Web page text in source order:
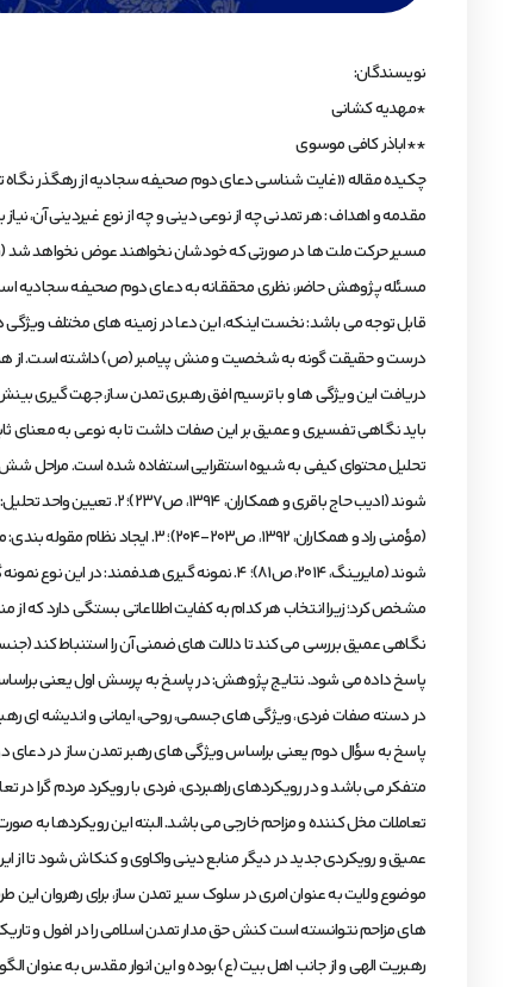
نویسندگان:
*مهدیه کشانی
**اباذر کافی موسوی
چکیده مقاله «غایت شناسی دعای دوم صحیفه سجادیه از رهگذر نگاه
مقدمه و اهداف : هر تمدنی چه از نوعی دینی و چه از نوع غیردینی آن،
مسیر حرکت ملت ها در صورتی که خودشان نخواهند عوض نخواهد شد (رعد، 11)؛ اما چه بسیار امت ها و ملت هایی که خواهان تغییر مسیر تاریخی خود بوده اند، ولی از داشتن رهبری شایسته بی
مسئله پژوهش حاضر، نظری محققانه به دعای دوم صحیفه سجادیه است
قابل توجه می باشد: نخست اینکه، این دعا در زمینه های مختلف
درست و حقیقت گونه به شخصیت و منش پیامبر (ص) داشته است. از
دریافت این ویژگی ها و با ترسیم افق رهبری تمدن ساز، جهت گیری
باید نگاهی تفسیری و عمیق بر این صفات داشت تا به نوعی به
شوند (ادیب حاج باقری
(مؤمنی راد و همکاران، 1392،
شوند (مایرینگ، 2014، ص81)؛ 4. نمونه گیری
پاسخ داده می شود. نتایج پژوهش: در پاسخ به پرسش اول یعنی
در دسته صفات فردی، ویژگی های جسمی، روحی، ایمانی و اندیشه ای
پاسخ به سؤال دوم یعنی براساس ویژگی های رهبر تمدن ساز در دعای
متفکر می باشد و در رویکردهای راهبردی، فردی با رویکرد مردم گرا در
تعاملات مخل کننده و مزاحم خارجی می باشد. البته این رویکردها به
عمیق و رویکردی جدید در دیگر منابع دینی واکاوی و کنکاش شود تا
موضوع ولایت به عنوان امری در سلوک سیر تمدن ساز، برای رهروان
های مزاحم نتوانسته است کنش حق مدار تمدن اسلامی را در افول و
رهبریت الهی و از جانب اهل بیت (ع) بوده و این انوار مقدس به عنوان